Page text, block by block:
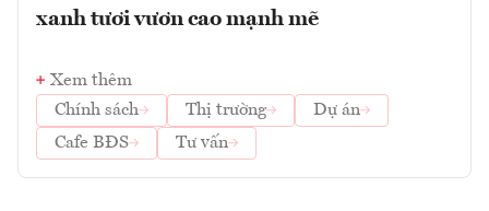
xanh tươi vươn cao mạnh mẽ
Xem thêm
Chính sách
Thị trường
Dự án
Cafe BĐS
Tư vấn